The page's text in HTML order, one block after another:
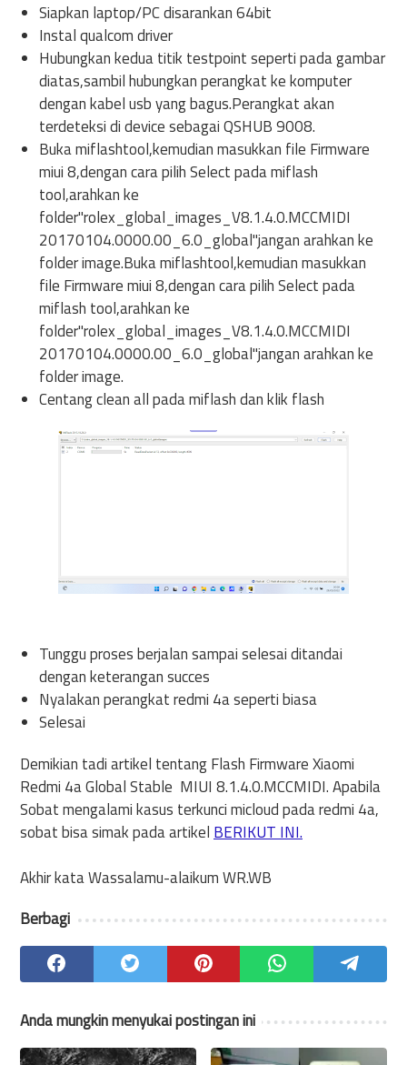
Siapkan laptop/PC disarankan 64bit
Instal qualcom driver
Hubungkan kedua titik testpoint seperti pada gambar
diatas,sambil hubungkan perangkat ke komputer
dengan kabel usb yang bagus.Perangkat akan
terdeteksi di device sebagai QSHUB 9008.
Buka miflashtool,kemudian masukkan file Firmware
miui 8,dengan cara pilih Select pada miflash
tool,arahkan ke
folder"rolex_global_images_V8.1.4.0.MCCMIDI
20170104.0000.00_6.0_global"jangan arahkan ke
folder image.Buka miflashtool,kemudian masukkan
file Firmware miui 8,dengan cara pilih Select pada
miflash tool,arahkan ke
folder"rolex_global_images_V8.1.4.0.MCCMIDI
20170104.0000.00_6.0_global"jangan arahkan ke
folder image.
Centang clean all pada miflash dan klik flash
Tunggu proses berjalan sampai selesai ditandai
dengan keterangan succes
Nyalakan perangkat redmi 4a seperti biasa
Selesai
Demikian tadi artikel tentang Flash Firmware Xiaomi
Redmi 4a Global Stable MIUI 8.1.4.0.MCCMIDI. Apabila
Sobat mengalami kasus terkunci micloud pada redmi 4a,
sobat bisa simak pada artikel BERIKUT INI.
Akhir kata Wassalamu-alaikum WR.WB
Berbagi
Anda mungkin menyukai postingan ini